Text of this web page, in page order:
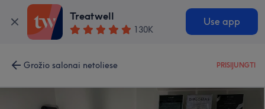
Treatwell
130K
Use app
Grožio salonai netoliese PRISIJUNGTI